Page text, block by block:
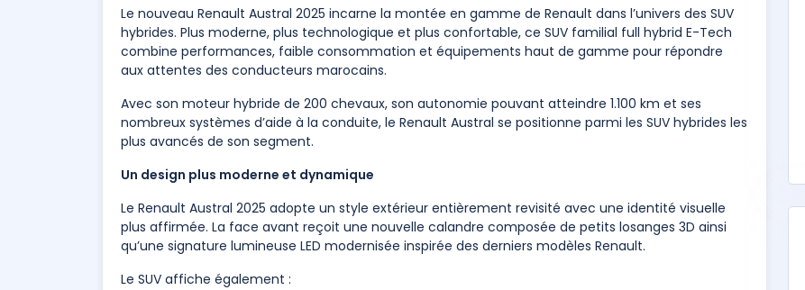
Le nouveau Renault Austral 2025 incarne la montée en gamme de Renault dans l’univers des SUV
hybrides. Plus moderne, plus technologique et plus confortable, ce SUV familial full hybrid E-Tech
combine performances, faible consommation et équipements haut de gamme pour répondre
aux attentes des conducteurs marocains.
Avec son moteur hybride de 200 chevaux, son autonomie pouvant atteindre 1.100 km et ses
nombreux systèmes d’aide à la conduite, le Renault Austral se positionne parmi les SUV hybrides les
plus avancés de son segment.
Un design plus moderne et dynamique
Le Renault Austral 2025 adopte un style extérieur entièrement revisité avec une identité visuelle
plus affirmée. La face avant reçoit une nouvelle calandre composée de petits losanges 3D ainsi
qu’une signature lumineuse LED modernisée inspirée des derniers modèles Renault.
Le SUV affiche également :